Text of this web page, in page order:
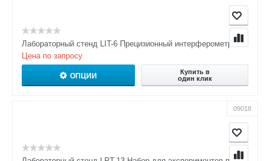
Лабораторный стенд LIT-6 Прецизионный интерферометр
Цена по запросу
ОПЦИИ
Купить в
один клик
09018